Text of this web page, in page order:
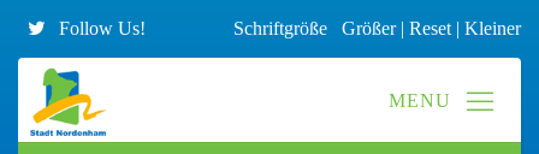
Follow Us! Schriftgröße Größer| Reset | Kleiner